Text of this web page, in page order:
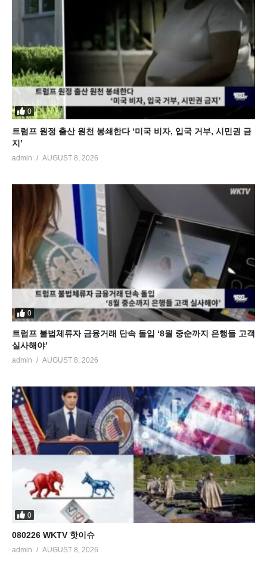
0
트럼프 원정 출산 원천 봉쇄한다 ‘미국 비자, 입국 거부, 시민권 금
지’
admin AUGUST 8, 2026
0
트럼프 불법체류자 금융거래 단속 돌입 ‘8월 중순까지 은행들 고객
실사해야’
admin AUGUST 8, 2026
0
080226 WKTV 핫이슈
admin AUGUST 8, 2026